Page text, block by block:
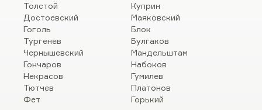
Толстой
Достоевский
Гоголь
Тургенев
Чернышевский
Гончаров
Некрасов
Тютчев
Фет
Куприн
Маяковский
Блок
Булгаков
Мандельштам
Набоков
Гумилев
Платонов
Горький